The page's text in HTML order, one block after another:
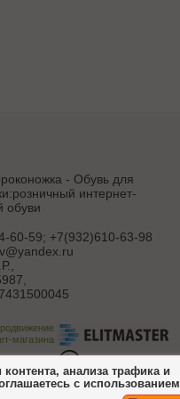
- Обувь для
интернет-
обуви
60-59; +7(932)610-63-98
магазина
анализа трафика и
с использованием